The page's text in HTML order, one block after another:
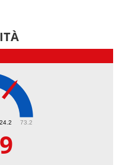
73.2